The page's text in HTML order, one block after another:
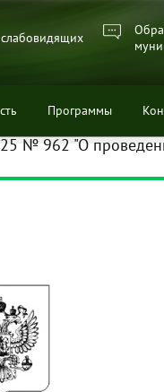
Программы
№ 962 "О